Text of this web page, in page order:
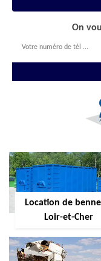
On
Location de
Loir-et-Cher